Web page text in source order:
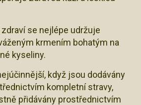
se nejlépe udržuje
krmením bohatým na
kyseliny.
když jsou dodávány
kompletní stravy,
přidávány prostřednictvím